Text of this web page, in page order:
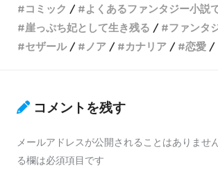
コミック
よくあるファンタジー小説
崖っぷち妃として生き残る
ファンタ
セザール
ノア カナリア 恋愛
コメントを残す
メールアドレスが公開されることはありません
る欄は必須項目です